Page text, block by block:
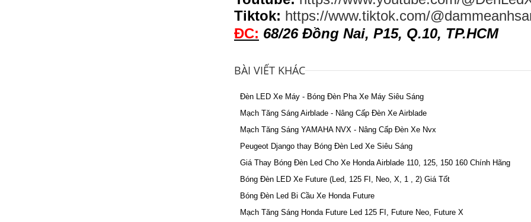
Tiktok: https://www.tiktok.com/
ĐC: 68/26 Đồng Nai, P15, Q.10, TP.HCM
BÀI VIẾT KHÁC
Đèn LED Xe Máy - Bóng Đèn Pha Xe Máy Siêu Sáng
Mạch Tăng Sáng Airblade - Nâng Cấp Đèn Xe Airblade
Mạch Tăng Sáng YAMAHA NVX - Nâng Cấp Đèn Xe Nvx
Peugeot Django thay Bóng Đèn Led Xe Siêu Sáng
Giá Thay Bóng Đèn Led Cho Xe Honda Airblade 110, 125, 150 160 Chính Hãng
Bóng Đèn LED Xe Future (Led, 125 FI, Neo, X, 1 , 2) Giá Tốt
Bóng Đèn Led Bi Cầu Xe Honda Future
Mạch Tăng Sáng Honda Future Led 125 FI, Future Neo, Future X